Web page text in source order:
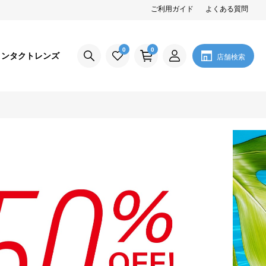
ご利用ガイド よくある質問
タクトレンズ
0 0
店舗検索